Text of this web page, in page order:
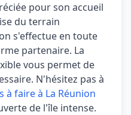
pour son accueil
du terrain
s'effectue en toute
partenaire. La
vous permet de
N'hésitez pas à
à faire à La Réunion
de l'île intense.